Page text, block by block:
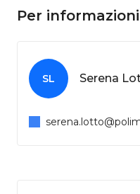
Per
SL Serena